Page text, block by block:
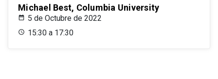
Michael Best, Columbia University
5 de Octubre de 2022
15:30 a 17:30